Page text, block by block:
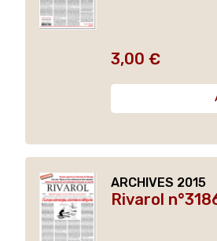
Prix
3,00 €
ARCHIVES 2015
Rivarol